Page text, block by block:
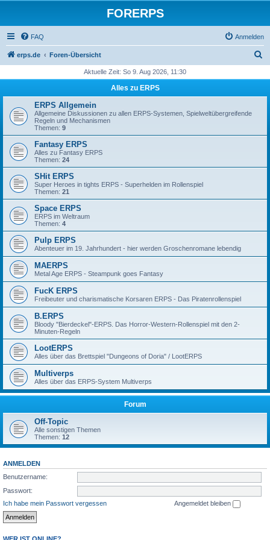
FORERPS
FAQ Anmelden
erps.de Foren-Übersicht
h
Aktuelle Zeit: So 9. Aug 2026, 11:30
Alles zu ERPS
ERPS Allgemein
Allgemeine Diskussionen zu allen ERPS-Systemen, Spielweltübergreifende
Regeln und Mechanismen
Themen: 9
Fantasy ERPS
Alles zu Fantasy ERPS
Themen: 24
SHit ERPS
Super Heroes in tights ERPS - Superhelden im Rollenspiel
Themen: 21
Space ERPS
ERPS im Weltraum
Themen: 4
Pulp ERPS
Abenteuer im 19. Jahrhundert - hier werden Groschenromane lebendig
MAERPS
Metal Age ERPS - Steampunk goes Fantasy
FucK ERPS
Freibeuter und charismatische Korsaren ERPS - Das Piratenrollenspiel
B.ERPS
Bloody "Bierdeckel"-ERPS. Das Horror-Western-Rollenspiel mit den 2-
Minuten-Regeln
LootERPS
Alles über das Brettspiel "Dungeons of Doria" / LootERPS
Multiverps
Alles über das ERPS-System Multiverps
Forum
Off-Topic
Alle sonstigen Themen
Themen: 12
ANMELDEN
Benutzername:
Passwort:
Ich habe mein Passwort vergessen
Angemeldet bleiben